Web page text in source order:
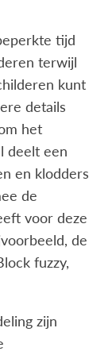
tijd
terwijl
kunt
details
het
deelt een
en klodders
de
voor deze
de
fuzzy,
zijn